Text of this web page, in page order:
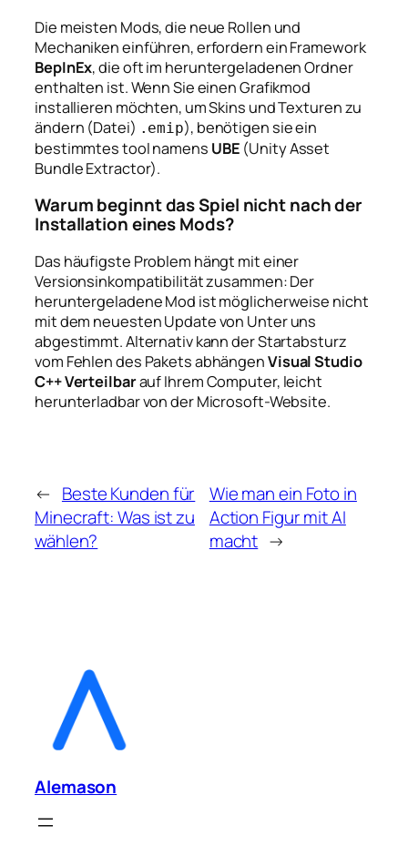
Die meisten Mods, die neue Rollen und
Mechaniken einführen, erfordern ein Framework
BepInEx, die oft im heruntergeladenen Ordner
enthalten ist. Wenn Sie einen Grafikmod
installieren möchten, um Skins und Texturen zu
ändern (Datei) .emip), benötigen sie ein
bestimmtes tool namens UBE (Unity Asset
Bundle Extractor).
Warum beginnt das Spiel nicht nach der
Installation eines Mods?
Das häufigste Problem hängt mit einer
Versionsinkompatibilität zusammen: Der
heruntergeladene Mod ist möglicherweise nicht
mit dem neuesten Update von Unter uns
abgestimmt. Alternativ kann der Startabsturz
vom Fehlen des Pakets abhängenVisual Studio
C++ Verteilbarauf Ihrem Computer, leicht
herunterladbar von der Microsoft-Website.
← Beste Kunden für
Minecraft: Was ist zu
wählen?
Wie man ein Foto in
Action Figur mit AI
macht →
Alemason